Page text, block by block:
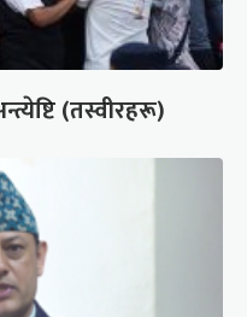
(तस्वीरहरू)